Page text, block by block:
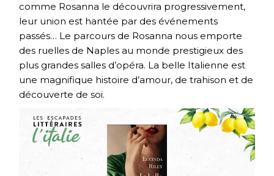
comme Rosanna le découvrira progressivement,
leur union est hantée par des événements
passés… Le parcours de Rosanna nous emporte
des ruelles de Naples au monde prestigieux des
plus grandes salles d’opéra. La belle Italienne est
une magnifique histoire d’amour, de trahison et de
découverte de soi.